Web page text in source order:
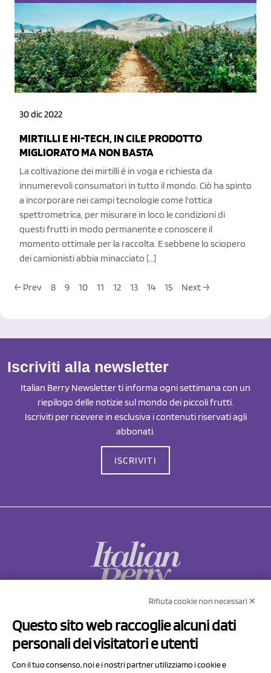
30 dic 2022
MIRTILLI E HI-TECH, IN CILE PRODOTTO
MIGLIORATO MA NON BASTA
La coltivazione dei mirtilli è in voga e richiesta da
innumerevoli consumatori in tutto il mondo. Ciò ha spinto
a incorporare nei campi tecnologie come l'ottica
spettrometrica, per misurare in loco le condizioni di
questi frutti in modo permanente e conoscere il
momento ottimale per la raccolta. E sebbene lo sciopero
dei camionisti abbia minacciato […]
← Prev 8 9 10 11 12 13 14 15 Next →
Iscriviti alla newsletter
Italian Berry Newsletter ti informa ogni settimana con un
riepilogo delle notizie sul mondo dei piccoli frutti.
Iscriviti per ricevere in esclusiva i contenuti riservati agli
abbonati.
ISCRIVITI
Via Prov.le Sassuolo Vignola 315/1
41057 Spilamberto (MO)
Rifiuta cookie non necessari ✕
Questo sito web raccoglie alcuni dati
personali dei visitatori e utenti
Con il tuo consenso, noi e i nostri partner utilizziamo i cookie e